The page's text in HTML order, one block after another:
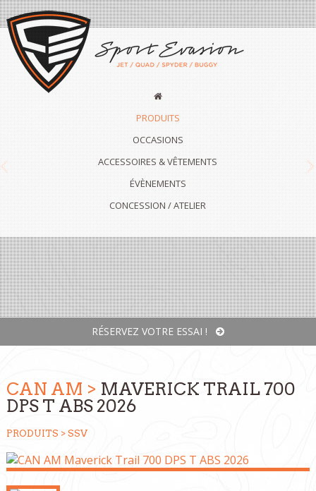
PRODUITS
OCCASIONS
ACCESSOIRES & VÊTEMENTS
ÉVÈNEMENTS
CONCESSION / ATELIER
Previous
RÉSERVEZ VOTRE ESSAI !
CAN AM > MAVERICK TRAIL 700
DPS T ABS 2026
PRODUITS > SSV